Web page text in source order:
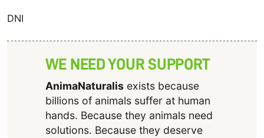
DNI
WE NEED YOUR SUPPORT
AnimaNaturalisexists because
billions of animals suffer at human
hands. Because they animals need
solutions. Because they deserve